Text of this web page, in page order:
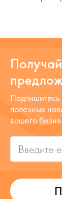
Подпишитесь
полезных
вашего